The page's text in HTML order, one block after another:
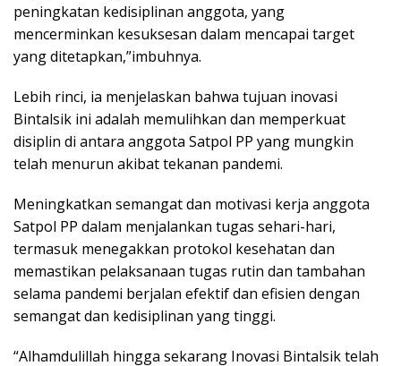
peningkatan kedisiplinan anggota, yang
mencerminkan kesuksesan dalam mencapai target
yang ditetapkan,”imbuhnya.
Lebih rinci, ia menjelaskan bahwa tujuan inovasi
Bintalsik ini adalah memulihkan dan memperkuat
disiplin di antara anggota Satpol PP yang mungkin
telah menurun akibat tekanan pandemi.
Meningkatkan semangat dan motivasi kerja anggota
Satpol PP dalam menjalankan tugas sehari-hari,
termasuk menegakkan protokol kesehatan dan
memastikan pelaksanaan tugas rutin dan tambahan
selama pandemi berjalan efektif dan efisien dengan
semangat dan kedisiplinan yang tinggi.
“Alhamdulillah hingga sekarang Inovasi Bintalsik telah